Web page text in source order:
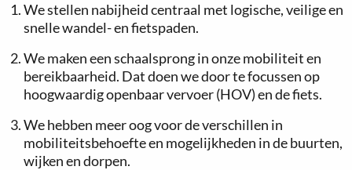
We stellen nabijheid centraal met logische, veilige en
snelle wandel- en fietspaden.
We maken een schaalsprong in onze mobiliteit en
bereikbaarheid. Dat doen we door te focussen op
hoogwaardig openbaar vervoer (HOV) en de fiets.
We hebben meer oog voor de verschillen in
mobiliteitsbehoefte en mogelijkheden in de buurten,
wijken en dorpen.